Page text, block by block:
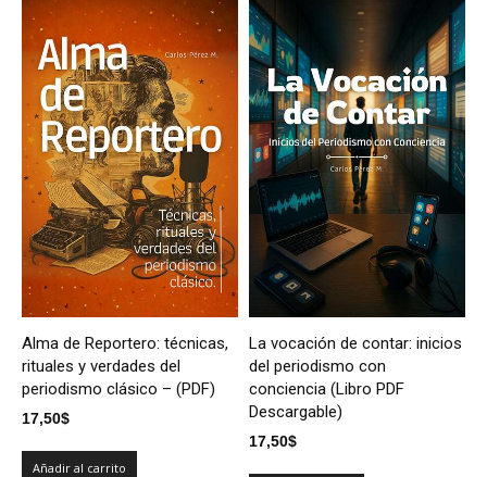
Alma de Reportero: técnicas,
rituales y verdades del
periodismo clásico – (PDF)
17,50$
Añadir al carrito
La vocación de contar: inicios
del periodismo con
conciencia (Libro PDF
Descargable)
17,50$